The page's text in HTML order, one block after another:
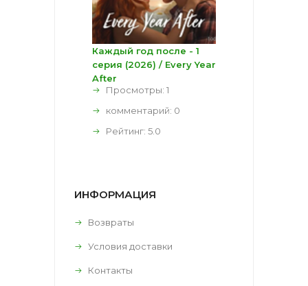
Каждый год после - 1
серия (2026) / Every Year
After
Просмотры: 1
комментарий: 0
Рейтинг: 5.0
ИНФОРМАЦИЯ
Возвраты
Условия доставки
Контакты